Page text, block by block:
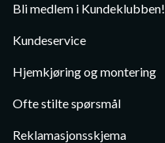
Bli medlem i Kundeklubben!
Kundeservice
Hjemkjøring og montering
Ofte stilte spørsmål
Reklamasjonsskjema